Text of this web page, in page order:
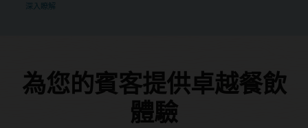
深入瞭解
為您的賓客提供卓越餐飲
體驗